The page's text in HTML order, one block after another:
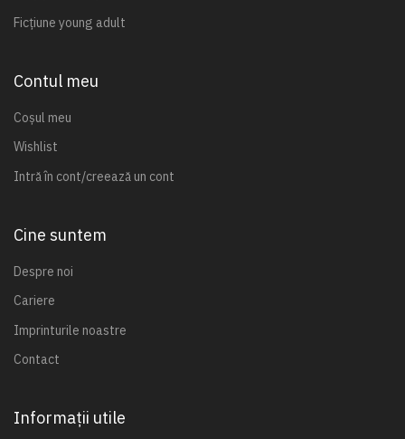
Ficțiune young adult
Contul meu
Coșul meu
Wishlist
Intră în cont/creează un cont
Cine suntem
Despre noi
Cariere
Imprinturile noastre
Contact
Informații utile